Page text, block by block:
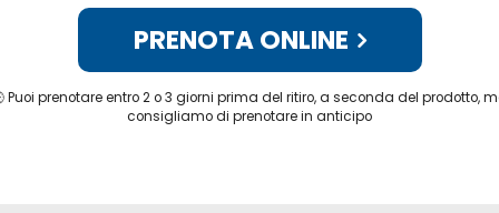
PRENOTA ONLINE
Puoi prenotare entro 2 o 3 giorni prima del ritiro, a seconda del prodotto,
consigliamo di prenotare in anticipo